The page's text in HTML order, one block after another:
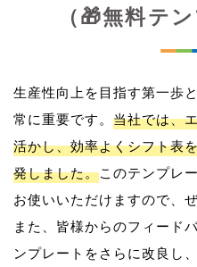
（🎁無料テ
生産性向上を目指す第一歩
常に重要です。 当社では、
活かし、効率よくシフト表
発しました。このテンプレ
お使いいただけますので、
また、皆様からのフィード
ンプレートをさらに改良し